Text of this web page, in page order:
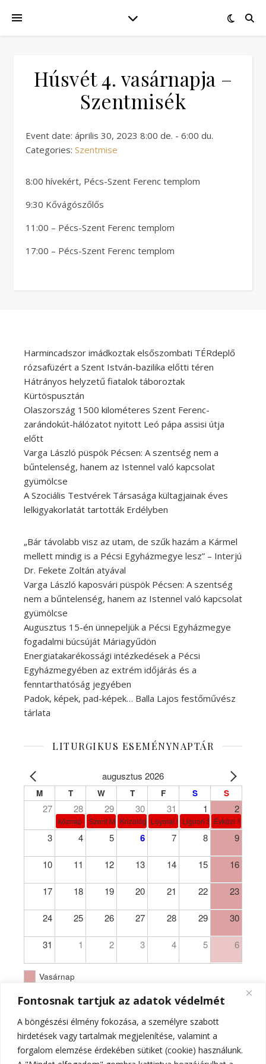
Fontosnak tartjuk az adatok védelmét
A böngészési élmény fokozása, a személyre szabott
hirdetések vagy tartalmak megjelenítése, valamint a
forgalom elemzése érdekében sütiket (cookie) használunk.
Húsvét 4. vasárnapja –
Szentmisék
Event date: április 30, 2023 8:00 de. - 6:00 du.
Categories: Szentmise
8:00 hívekért, Pécs-Szent Ferenc templom
9:30 Kővágószőlős
11:00 – Pécs-Szent Ferenc templom
17:00 – Pécs-Szent Ferenc templom
Harmincadszor imádkoztak elsőszombati TÉRdeplő
rózsafüzért a Szent István-bazilika előtti téren
Hátrányos helyzetű fiatalok táboroztak
Kürtöspusztán
Olaszország 1500 kilométeres Szent Ferenc-
zarándokút-hálózatot nyitott Leó pápa assisi útja
előtt
Varga László püspök Pécsen: A szentség nem a
bűntelenség, hanem az Istennel való kapcsolat
gyümölcse
A Szociális Testvérek Társasága kültagjainak éves
lelkigyakorlatát tartották Erdélyben
„Bár távolabb visz az utam, de szűk hazám a Kármel
mellett mindig is a Pécsi Egyházmegye lesz” – Interjú
Dr. Fekete Zoltán atyával
Varga László kaposvári püspök Pécsen: A szentség
nem a bűntelenség, hanem az Istennel való kapcsolat
gyümölcse
Augusztus 15-én ünnepeljük a Pécsi Egyházmegye
fogadalmi búcsúját Máriagyűdön
Energiatakarékossági intézkedések a Pécsi
Egyházmegyében az extrém időjárás és a
fenntarthatóság jegyében
Padok, képek, pad-képek… Balla Lajos festőművész
tárlata
LITURGIKUS ESEMÉNYNAPTÁR
augusztus 2026
M T W T F S S
27 28 29 30 31 1 2
köznap Szent Márta, Mária és Lázár
Krizológ Szent Péter
Loyolai Szent IgnácLiguori Szent Alfonz pk-et.
Évközi 18.
3 4 5 6 7 8 9
10 11 12 13 14 15 16
17 18 19 20 21 22 23
24 25 26 27 28 29 30
31 1 2 3 4 5 6
Vasárnap